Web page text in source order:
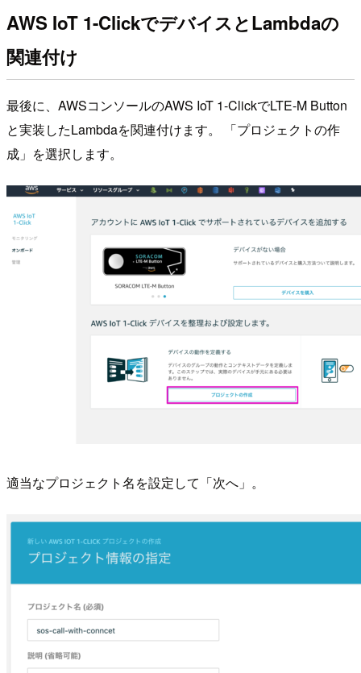
AWS IoT 1-ClickでデバイスとLambdaの
関連付け
最後に、AWSコンソールのAWS IoT 1-ClickでLTE-M Button
と実装したLambdaを関連付けます。 「プロジェクトの作
成」を選択します。
適当なプロジェクト名を設定して「次へ」。